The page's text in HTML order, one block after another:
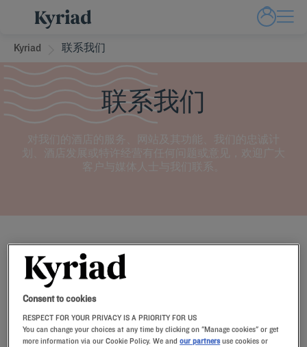
Kyriad 联系我们
联系我们
需要资料吗？
选择主题
Consent to cookies
RESPECT FOR YOUR PRIVACY IS A PRIORITY FOR US
You can change your choices at any time by clicking on "Manage cookies" or get
more information via our Cookie Policy. We andour partners use cookies or